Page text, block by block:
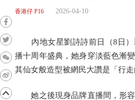
香港仔 P16 2026-04-10
內地女星劉詩詩前日（8日）
播十周年盛典，她身穿淡藍色漸
其仙女般造型被網民大讚是「行走
她之後現身品牌直播間，形容